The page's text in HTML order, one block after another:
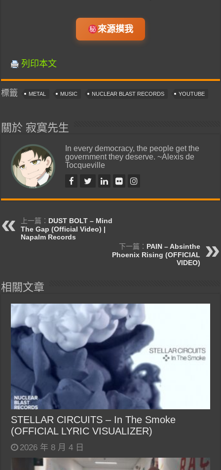
來源摸我
列印本文
標籤 METAL MUSIC NUCLEAR BLAST RECORDS YOUTUBE
關於 寂寞先生
In every democracy, the people get the
government they deserve. ~Alexis de
Tocqueville
上一篇： DUST BOLT – Mind
The Gap (Official Video) |
Napalm Records
下一篇： PAIN – Absinthe
Phoenix Rising (OFFICIAL
VIDEO)
相關文章
STELLAR CIRCUITS – In The Smoke
(OFFICIAL LYRIC VISUALIZER)
2026 年 8 月 4 日